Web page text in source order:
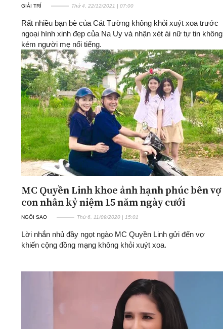
GIẢI TRÍ Thứ 4, 22/12/2021 | 07:00
Rất nhiều bạn bè của Cát Tường không khỏi xuýt xoa trước
ngoại hình xinh đẹp của Na Uy và nhận xét ái nữ tự tin không
kém người mẹ nổi tiếng.
MC Quyền Linh khoe ảnh hạnh phúc bên vợ
con nhân kỷ niệm 15 năm ngày cưới
NGÔI SAO Thứ 6, 11/09/2020 | 15:01
Lời nhắn nhủ đầy ngọt ngào MC Quyền Linh gửi đến vợ
khiến cộng đồng mạng không khỏi xuýt xoa.